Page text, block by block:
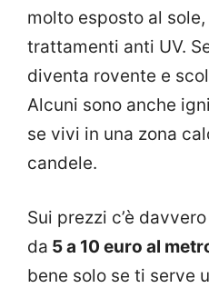
molto esposto al
trattamenti anti UV.
diventa rovente e
Alcuni sono anche
se vivi in una zona
candele.
Sui prezzi c’è
da 5 a 10 euro al
bene solo se ti serve